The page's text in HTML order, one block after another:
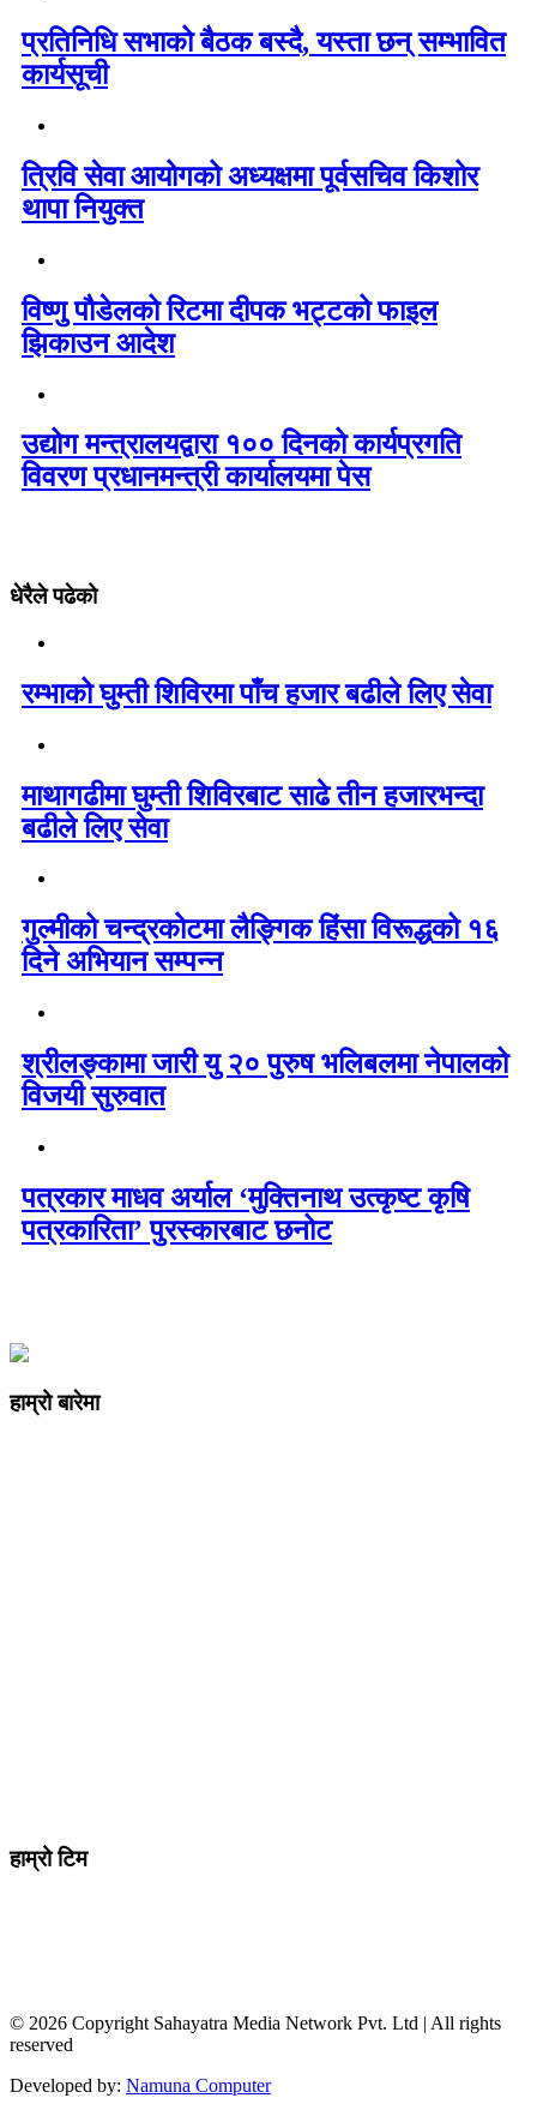
प्रतिनिधि सभाको बैठक बस्दै, यस्ता छन् सम्भावित
कार्यसूची
त्रिवि सेवा आयोगको अध्यक्षमा पूर्वसचिव किशोर
थापा नियुक्त
विष्णु पौडेलको रिटमा दीपक भट्टको फाइल
झिकाउन आदेश
उद्योग मन्त्रालयद्वारा १०० दिनको कार्यप्रगति
विवरण प्रधानमन्त्री कार्यालयमा पेस
धेरैले पढेको
रम्भाको घुम्ती शिविरमा पाँच हजार बढीले लिए सेवा
माथागढीमा घुम्ती शिविरबाट साढे तीन हजारभन्दा
बढीले लिए सेवा
गुल्मीको चन्द्रकोटमा लैङ्गिक हिंसा विरूद्धको १६
दिने अभियान सम्पन्न
श्रीलङ्कामा जारी यु २० पुरुष भलिबलमा नेपालको
विजयी सुरुवात
पत्रकार माधव अर्याल ‘मुक्तिनाथ उत्कृष्ट कृषि
पत्रकारिता’ पुरस्कारबाट छनोट
हाम्रो बारेमा
हाम्रो टिम
© 2026 Copyright Sahayatra Media Network Pvt. Ltd | All rights
reserved
Developed by: Namuna Computer